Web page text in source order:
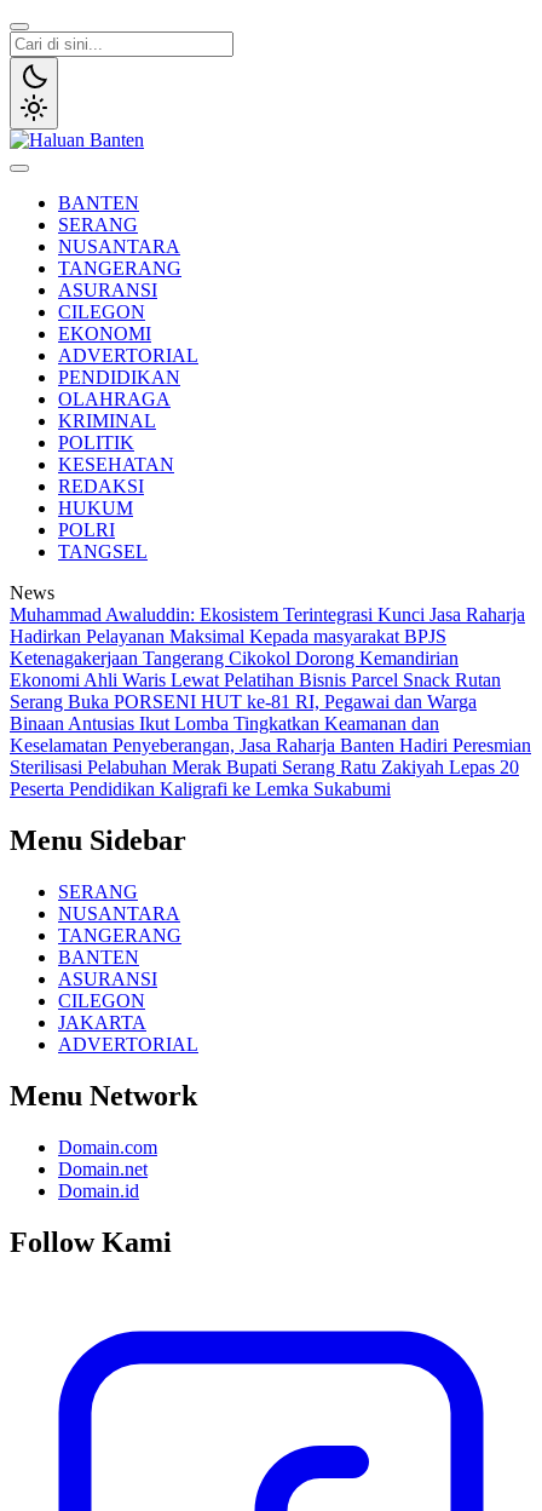
Lewati
ke
konten
BANTEN
SERANG
NUSANTARA
TANGERANG
ASURANSI
CILEGON
EKONOMI
ADVERTORIAL
PENDIDIKAN
OLAHRAGA
KRIMINAL
POLITIK
KESEHATAN
REDAKSI
HUKUM
POLRI
TANGSEL
News
Muhammad Awaluddin: Ekosistem Terintegrasi Kunci Jasa Raharja
Hadirkan Pelayanan Maksimal Kepada masyarakat BPJS
Ketenagakerjaan Tangerang Cikokol Dorong Kemandirian
Ekonomi Ahli Waris Lewat Pelatihan Bisnis Parcel Snack Rutan
Serang Buka PORSENI HUT ke-81 RI, Pegawai dan Warga
Binaan Antusias Ikut Lomba Tingkatkan Keamanan dan
Keselamatan Penyeberangan, Jasa Raharja Banten Hadiri Peresmian
Sterilisasi Pelabuhan Merak Bupati Serang Ratu Zakiyah Lepas 20
Peserta Pendidikan Kaligrafi ke Lemka Sukabumi
Menu Sidebar
SERANG
NUSANTARA
TANGERANG
BANTEN
ASURANSI
CILEGON
JAKARTA
ADVERTORIAL
Menu Network
Domain.com
Domain.net
Domain.id
Follow Kami